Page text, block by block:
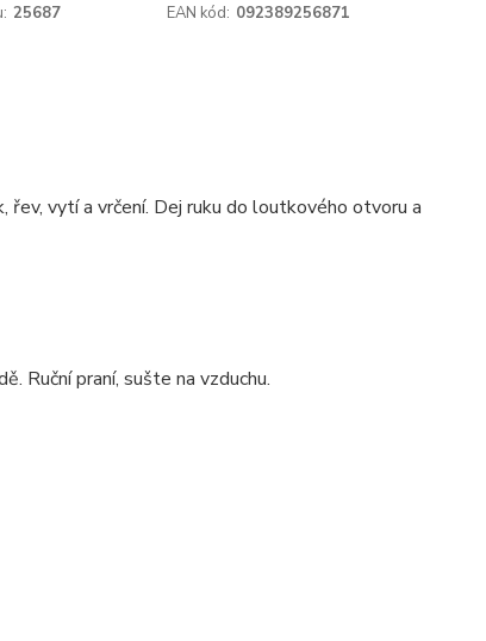
25687 EAN kód: 092389256871
vytí a vrčení. Dej ruku do loutkového otvoru a
Ruční praní, sušte na vzduchu.